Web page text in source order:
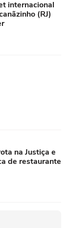
internacional
(RJ)
na Justiça e
de restaurante